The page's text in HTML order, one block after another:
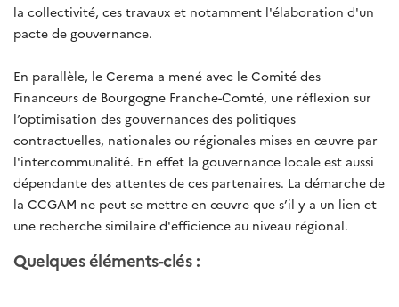
la collectivité, ces travaux et notamment l'élaboration d'un
pacte de gouvernance.
En parallèle, le Cerema a mené avec le Comité des
Financeurs de Bourgogne Franche-Comté, une réflexion sur
l’optimisation des gouvernances des politiques
contractuelles, nationales ou régionales mises en œuvre par
l'intercommunalité. En effet la gouvernance locale est aussi
dépendante des attentes de ces partenaires. La démarche de
la CCGAM ne peut se mettre en œuvre que s’il y a un lien et
une recherche similaire d'efficience au niveau régional.
Quelques éléments-clés :